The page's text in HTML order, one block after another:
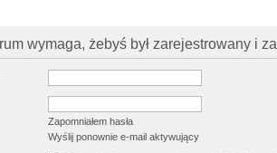
wymaga, żebyś był zarejestrowany i
Zapomniałem hasła
Wyślij ponownie e-mail aktywujący